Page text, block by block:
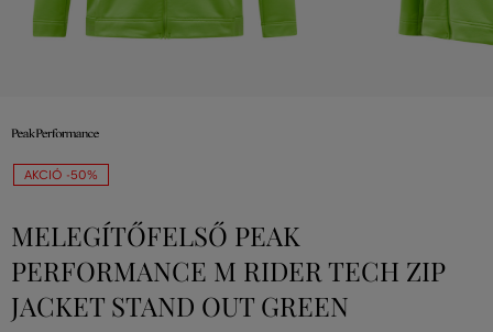
AKCIÓ -50%
MELEGÍTŐFELSŐ PEAK
PERFORMANCE M RIDER TECH ZIP
JACKET STAND OUT GREEN